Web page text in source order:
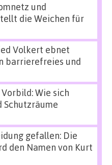
und
die Weichen für
Volkert ebnet
barrierefreies und
Wie sich
Schutzräume
gefallen: Die
den Namen von Kurt